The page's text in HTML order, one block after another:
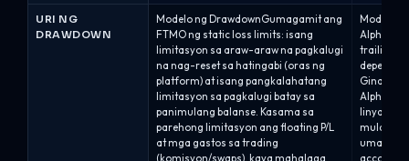
URI NG
DRAWDOWN
Modelo ng DrawdownGumagamit ang
FTMO ng static loss limits: isang
limitasyon sa araw-araw na pagkalugi
na nag-reset sa hatingabi (oras ng
platform) at isang pangkalahatang
limitasyon sa pagkalugi batay sa
panimulang balanse. Kasama sa
parehong limitasyon ang floating P/L
at mga gastos sa trading
(komisyon/swaps), kaya mahalaga
Modelo
Alpha
trailing
depende
Ginagamit
Alpha
linya ng
mula sa